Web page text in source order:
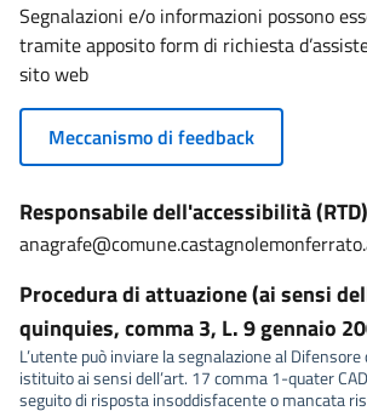
Segnalazioni e/o informazioni possono
tramite apposito form di richiesta
sito web
Meccanismo di feedback
Responsabile dell'accessibilità (RTD)
Procedura di attuazione (ai sensi
quinquies, comma 3, L. 9 gennaio
L’utente può inviare la segnalazione al Difensore
istituito ai sensi dell’art. 17 comma 1-quater
seguito di risposta insoddisfacente o mancata